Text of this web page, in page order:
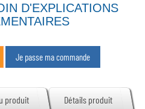
D'EXPLICATIONS
Je passe ma commande
produit Détails produit